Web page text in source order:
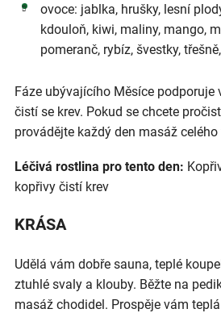
ovoce: jablka, hrušky, lesní
kdouloň, kiwi, maliny, mango,
pomeranč, rybíz, švestky,
Fáze ubývajícího Měsíce podporuje
čistí se krev. Pokud se chcete
provádějte každý den masáž
Léčivá rostlina pro tento den:
kopřivy čistí krev
KRÁSA
Udělá vám dobře sauna, teplé
ztuhlé svaly a klouby. Běžte na
masáž chodidel. Prospěje vám